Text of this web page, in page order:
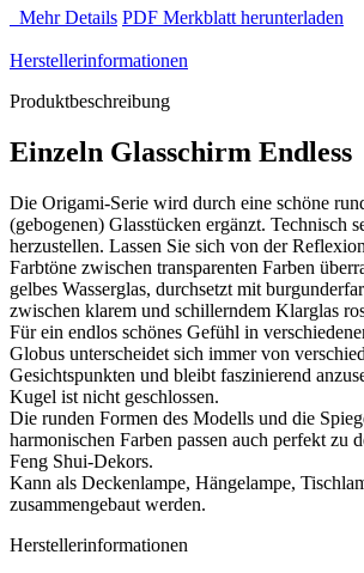
Mehr Details PDF Merkblatt herunterladen
Herstellerinformationen
Produktbeschreibung
Einzeln Glasschirm Endless
Die Origami-Serie wird durch eine schöne
(gebogenen) Glasstücken ergänzt. Technisch
herzustellen. Lassen Sie sich von der
Farbtöne zwischen transparenten Farben
gelbes Wasserglas, durchsetzt mit
zwischen klarem und schillerndem Klarglas
Für ein endlos schönes Gefühl in
Globus unterscheidet sich immer von
Gesichtspunkten und bleibt faszinierend
Kugel ist nicht geschlossen.
Die runden Formen des Modells und die
harmonischen Farben passen auch perfekt zu
Feng Shui-Dekors.
Kann als Deckenlampe, Hängelampe,
zusammengebaut werden.
Herstellerinformationen